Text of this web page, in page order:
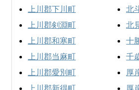
上川郡下川町
上川郡剣淵町
上川郡和寒町
上川郡当麻町
上川郡愛別町
北
北
十
千
厚